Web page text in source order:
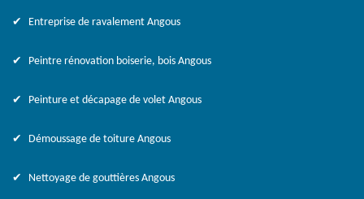
Entreprise de ravalement Angous
Peintre rénovation boiserie, bois Angous
Peinture et décapage de volet Angous
Démoussage de toiture Angous
Nettoyage de gouttières Angous